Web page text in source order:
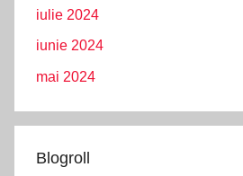
iulie 2024
iunie 2024
mai 2024
Blogroll